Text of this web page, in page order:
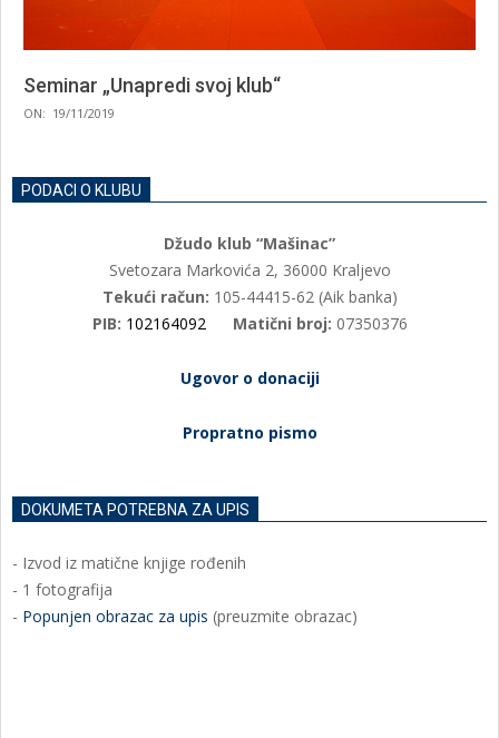
Seminar „Unapredi svoj klub“
2019-
ON: 19/11/2019
PODACI O KLUBU
Džudo klub “Mašinac”
Svetozara Markovića 2, 36000 Kraljevo
Tekući račun: 105-44415-62 (Aik banka)
PIB: 102164092 Matični broj: 07350376
Ugovor o donaciji
Propratno pismo
DOKUMETA POTREBNA ZA UPIS
- Izvod iz matične knjige rođenih
- 1 fotografija
- Popunjen obrazac za upis (preuzmite obrazac)